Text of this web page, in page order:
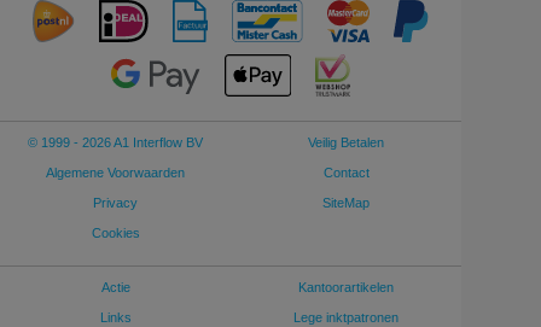
© 1999 - 2026 A1 Interflow BV
Algemene Voorwaarden
Privacy
Cookies
Veilig Betalen
Contact
SiteMap
Actie
Links
Kantoorartikelen
Lege inktpatronen